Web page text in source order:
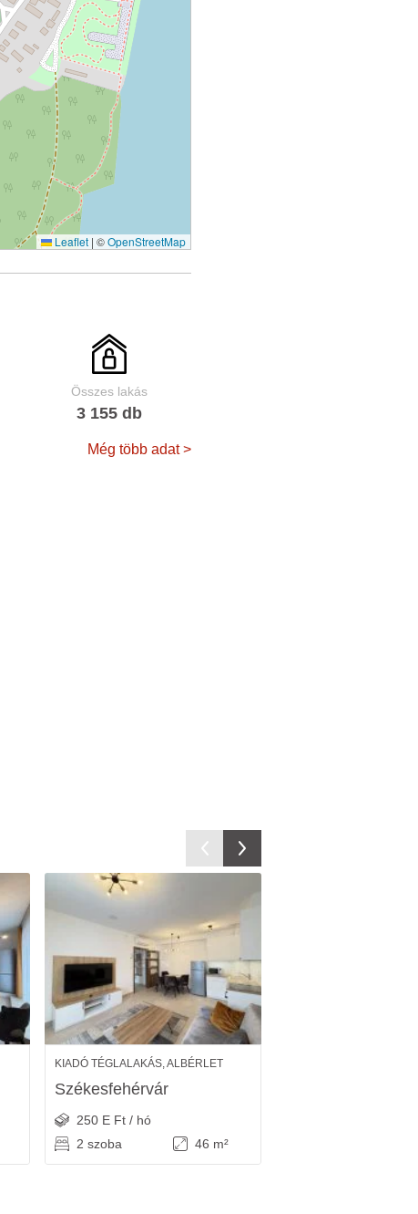
Leaflet | ©OpenStreetMap
Összes lakás
3 155 db
Még több adat >
KIADÓ TÉGLALAKÁS, ALBÉRLET
Székesfehérvár
250 E Ft / hó
2 szoba
46 m²